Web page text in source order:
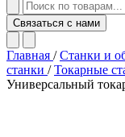
Связаться с нами
Главная / Станки и
станки / Токарные
Универсальный